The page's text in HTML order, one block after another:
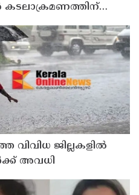
കടലാക്രമണത്തിന്
വിവിധ ജില്ലകളിൽ
അവധി